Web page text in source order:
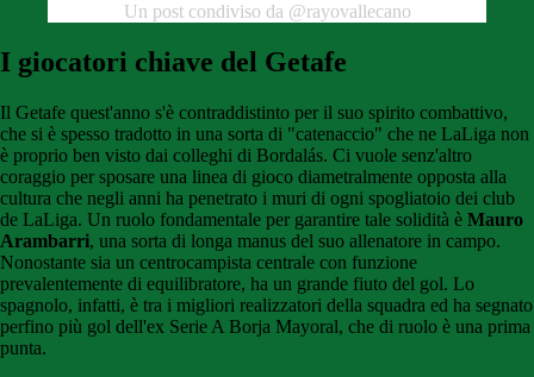
Un post condiviso da @rayovallecano
I giocatori chiave del Getafe
Il Getafe quest'anno s'è contraddistinto per il suo spirito combattivo,
che si è spesso tradotto in una sorta di "catenaccio" che ne LaLiga non
è proprio ben visto dai colleghi di Bordalás. Ci vuole senz'altro
coraggio per sposare una linea di gioco diametralmente opposta alla
cultura che negli anni ha penetrato i muri di ogni spogliatoio dei club
de LaLiga. Un ruolo fondamentale per garantire tale solidità è Mauro
Arambarri, una sorta di longa manus del suo allenatore in campo.
Nonostante sia un centrocampista centrale con funzione
prevalentemente di equilibratore, ha un grande fiuto del gol. Lo
spagnolo, infatti, è tra i migliori realizzatori della squadra ed ha segnato
perfino più gol dell'ex Serie A Borja Mayoral, che di ruolo è una prima
punta.